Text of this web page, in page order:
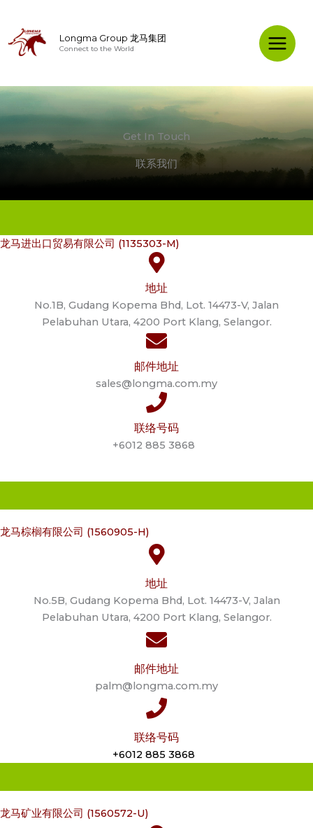
content
Longma Group 龙马集团
Connect to the World
Main
Menu
Get In Touch
联系我们
龙马进出口贸易有限公司 (1135303-M)
地址
No.1B, Gudang Kopema Bhd, Lot. 14473-V, Jalan
Pelabuhan Utara, 4200 Port Klang, Selangor.
邮件地址
sales@longma.com.my
联络号码
+6012 885 3868
龙马棕榈有限公司 (1560905-H)
地址
No.5B, Gudang Kopema Bhd, Lot. 14473-V, Jalan
Pelabuhan Utara, 4200 Port Klang, Selangor.
邮件地址
palm@longma.com.my
联络号码
+6012 885 3868
龙马矿业有限公司 (1560572-U)